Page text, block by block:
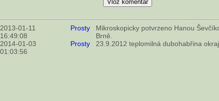
2013-01-11
16:49:08
Prosty
Mikroskopicky potvrzeno Hanou
Brně.
2014-01-03
01:03:56
Prosty 23.9.2012 teplomilná dubohabřina